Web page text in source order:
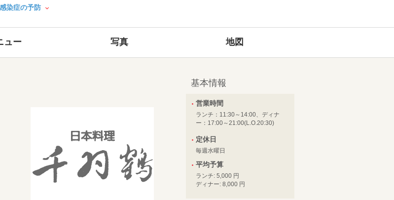
感染症の予防
ュー 写真 地図
基本情報
営業時間
ランチ：11:30～14:00、ディナ
ー：17:00～21:00(L.O.20:30)
定休日
毎週水曜日
平均予算
ランチ: 5,000 円
ディナー: 8,000 円